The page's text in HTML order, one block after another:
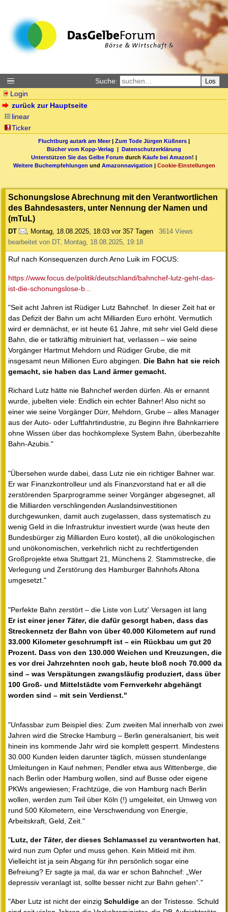
Suche: Los
Login
zurück zur Hauptseite
linear
Ticker
Fluchtburg autark am Meer| Zum Tode Jürgen Küßners |
Bücher vom Kopp-Verlag | Datenschutzerklärung
Unterstützen Sie das Gelbe Forum durch Käufe bei Amazon! |
Weitere Buchempfehlungen und Amazonnavigation | Cookie-Einstellungen
Schonungslose Abrechnung mit den Verantwortlichen
des Bahndesasters, unter Nennung der Namen und
(mTuL)
DT , Montag, 18.08.2025, 18:03 vor 357 Tagen
3614 Views
bearbeitet von DT, Montag, 18.08.2025, 19:18
Ruf nach Konsequenzen durch Arno Luik im FOCUS:
https://www.focus.de/politik/deutschland/bahnchef-lutz-geht-das-
ist-die-schonungslose-b...
"Seit acht Jahren ist Rüdiger Lutz Bahnchef. In dieser Zeit hat er
das Defizit der Bahn um acht Milliarden Euro erhöht. Vermutlich
wird er demnächst, er ist heute 61 Jahre, mit sehr viel Geld diese
Bahn, die er tatkräftig mitruiniert hat, verlassen – wie seine
Vorgänger Hartmut Mehdorn und Rüdiger Grube, die mit
insgesamt neun Millionen Euro abgingen. Die Bahn hat sie reich
gemacht, sie haben das Land ärmer gemacht.
Richard Lutz hätte nie Bahnchef werden dürfen. Als er ernannt
wurde, jubelten viele: Endlich ein echter Bahner! Also nicht so
einer wie seine Vorgänger Dürr, Mehdorn, Grube – alles Manager
aus der Auto- oder Luftfahrtindustrie, zu Beginn ihre Bahnkarriere
ohne Wissen über das hochkomplexe System Bahn, überbezahlte
Bahn-Azubis."
"Übersehen wurde dabei, dass Lutz nie ein richtiger Bahner war.
Er war Finanzkontrolleur und als Finanzvorstand hat er all die
zerstörenden Sparprogramme seiner Vorgänger abgesegnet, all
die Milliarden verschlingenden Auslandsinvestitionen
durchgewunken, damit auch zugelassen, dass systematisch zu
wenig Geld in die Infrastruktur investiert wurde (was heute den
Bundesbürger zig Milliarden Euro kostet), all die unökologischen
und unökonomischen, verkehrlich nicht zu rechtfertigenden
Großprojekte etwa Stuttgart 21, Münchens 2. Stammstrecke, die
Verlegung und Zerstörung des Hamburger Bahnhofs Altona
umgesetzt."
"Perfekte Bahn zerstört – die Liste von Lutz' Versagen ist lang
Er ist einer jener Täter, die dafür gesorgt haben, dass das
Streckennetz der Bahn von über 40.000 Kilometern auf rund
33.000 Kilometer geschrumpft ist – ein Rückbau um gut 20
Prozent. Dass von den 130.000 Weichen und Kreuzungen, die
es vor drei Jahrzehnten noch gab, heute bloß noch 70.000 da
sind – was Verspätungen zwangsläufig produziert, dass über
100 Groß- und Mittelstädte vom Fernverkehr abgehängt
worden sind – mit sein Verdienst."
"Unfassbar zum Beispiel dies: Zum zweiten Mal innerhalb von zwei
Jahren wird die Strecke Hamburg – Berlin generalsaniert, bis weit
hinein ins kommende Jahr wird sie komplett gesperrt. Mindestens
30.000 Kunden leiden darunter täglich, müssen stundenlange
Umleitungen in Kauf nehmen; Pendler etwa aus Wittenberge, die
nach Berlin oder Hamburg wollen, sind auf Busse oder eigene
PKWs angewiesen; Frachtzüge, die von Hamburg nach Berlin
wollen, werden zum Teil über Köln (!) umgeleitet, ein Umweg von
rund 500 Kilometern, eine Verschwendung von Energie,
Arbeitskraft, Geld, Zeit."
"Lutz, der Täter, der dieses Schlamassel zu verantworten hat,
wird nun zum Opfer und muss gehen. Kein Mitleid mit ihm.
Vielleicht ist ja sein Abgang für ihn persönlich sogar eine
Befreiung? Er sagte ja mal, da war er schon Bahnchef: „Wer
depressiv veranlagt ist, sollte besser nicht zur Bahn gehen“."
"Aber Lutz ist nicht der einzig Schuldige an der Tristesse. Schuld